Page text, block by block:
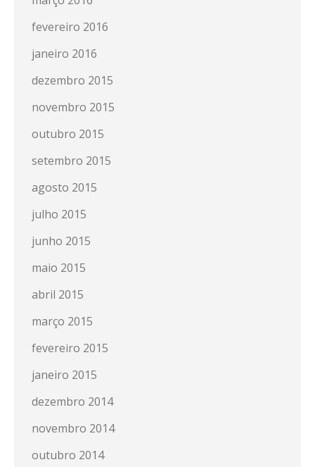
fevereiro 2016
janeiro 2016
dezembro 2015
novembro 2015
outubro 2015
setembro 2015
agosto 2015
julho 2015
junho 2015
maio 2015
abril 2015
março 2015
fevereiro 2015
janeiro 2015
dezembro 2014
novembro 2014
outubro 2014